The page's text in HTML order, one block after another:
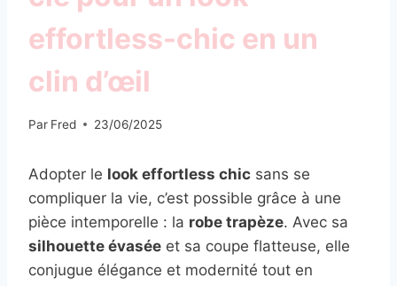
effortless-chic en un
clin d’œil
Par Fred 23/06/2025
Adopter le look effortless chic sans se
compliquer la vie, c’est possible grâce à une
pièce intemporelle : la robe trapèze. Avec sa
silhouette évasée et sa coupe flatteuse, elle
conjugue élégance et modernité tout en